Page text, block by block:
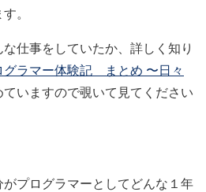
。
仕事をしていたか、詳しく知り
グラマー体験記 まとめ 〜日々
ていますので覗いて見てください
プログラマーとしてどんな１年